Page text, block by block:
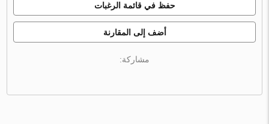
حفظ في قائمة الرغبات
أضف إلى المقارنة
مشاركة: